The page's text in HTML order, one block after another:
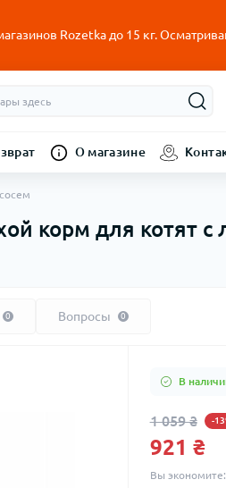
Rozetka до 15 кг.
О магазине
корм для котят с
0 Вопросы 0
В
1 059 ₴ -
921 ₴
Вы экономите: